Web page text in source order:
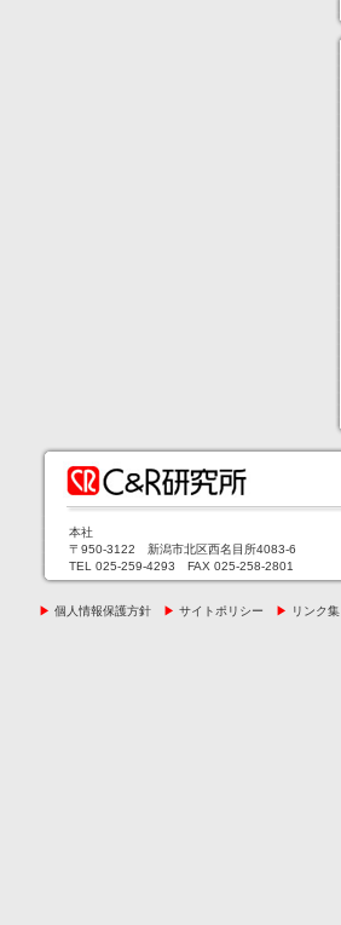
本社
〒950-3122 新潟市北区西名目所4083-6
TEL 025-259-4293 FAX 025-258-2801
▶ 個人情報保護方針 ▶ サイトポリシー ▶ リンク集